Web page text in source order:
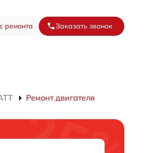
ремонта Заказать звонок
Ремонт двигателя